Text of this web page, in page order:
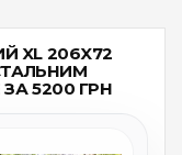
XL 206X72
5200 ГРН